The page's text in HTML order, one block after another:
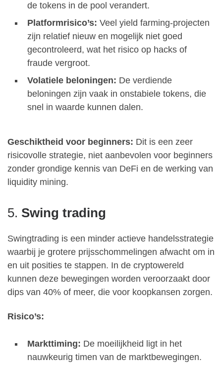
de tokens in de pool verandert.
Platformrisico’s: Veel yield farming-projecten
zijn relatief nieuw en mogelijk niet goed
gecontroleerd, wat het risico op hacks of
fraude vergroot.
Volatiele beloningen: De verdiende
beloningen zijn vaak in onstabiele tokens, die
snel in waarde kunnen dalen.
Geschiktheid voor beginners: Dit is een zeer
risicovolle strategie, niet aanbevolen voor beginners
zonder grondige kennis van DeFi en de werking van
liquidity mining.
5. Swing trading
Swingtrading is een minder actieve handelsstrategie
waarbij je grotere prijsschommelingen afwacht om in
en uit posities te stappen. In de cryptowereld
kunnen deze bewegingen worden veroorzaakt door
dips van 40% of meer, die voor koopkansen zorgen.
Risico’s:
Markttiming: De moeilijkheid ligt in het
nauwkeurig timen van de marktbewegingen.